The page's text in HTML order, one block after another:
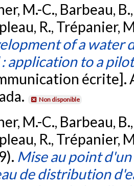
M.-C., Barbeau,
R., Trépanier,
of a water
application to a
écrite].
Non disponible
M.-C., Barbeau,
R., Trépanier,
Mise au point
de distribution